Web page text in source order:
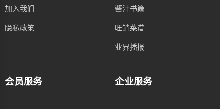
加入我们
隐私政策
酱汁书籍
旺销菜谱
业界播报
会员服务 企业服务